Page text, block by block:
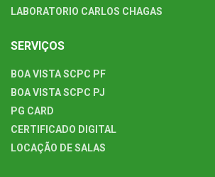
LABORATORIO CARLOS CHAGAS
SERVIÇOS
BOA VISTA SCPC PF
BOA VISTA SCPC PJ
PG CARD
CERTIFICADO DIGITAL
LOCAÇÃO DE SALAS